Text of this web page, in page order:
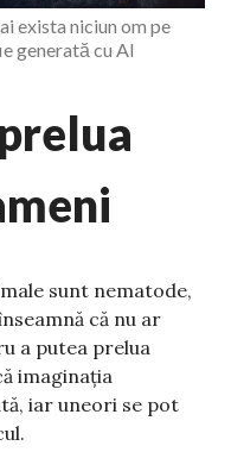
exista niciun om pe
generată cu AI
sunt nematode,
că nu ar
a putea prelua
imaginația
iar uneori se pot